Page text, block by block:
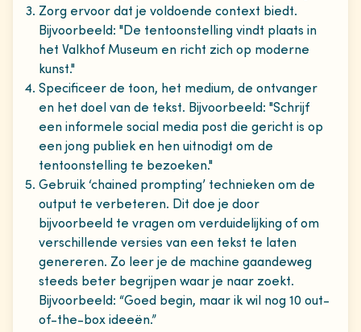
Zorg ervoor dat je voldoende context biedt.
Bijvoorbeeld: "De tentoonstelling vindt plaats in
het Valkhof Museum en richt zich op moderne
kunst."
Specificeer de toon, het medium, de ontvanger
en het doel van de tekst. Bijvoorbeeld: "Schrijf
een informele social media post die gericht is op
een jong publiek en hen uitnodigt om de
tentoonstelling te bezoeken."
Gebruik ‘chained prompting’ technieken om de
output te verbeteren. Dit doe je door
bijvoorbeeld te vragen om verduidelijking of om
verschillende versies van een tekst te laten
genereren. Zo leer je de machine gaandeweg
steeds beter begrijpen waar je naar zoekt.
Bijvoorbeeld: “Goed begin, maar ik wil nog 10 out-
of-the-box ideeën.”